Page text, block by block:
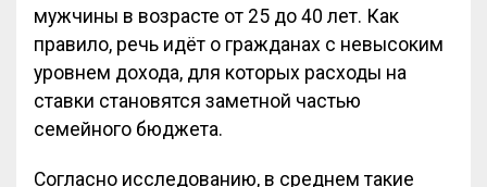
мужчины в возрасте от 25 до 40 лет. Как
правило, речь идёт о гражданах с невысоким
уровнем дохода, для которых расходы на
ставки становятся заметной частью
семейного бюджета.
Согласно исследованию, в среднем такие